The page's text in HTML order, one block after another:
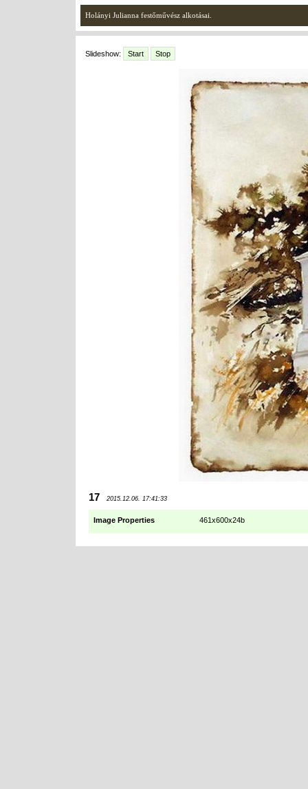
Holányi Julianna festőművész alkotásai.
Slideshow: Start Stop
17 2015.12.06. 17:41:33
Image Properties 461x600x24b